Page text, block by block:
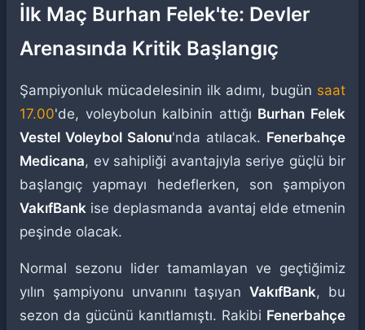
İlk Maç Burhan Felek'te: Devler
Arenasında Kritik Başlangıç
Şampiyonluk mücadelesinin ilk adımı, bugün saat
17.00'de, voleybolun kalbinin attığı Burhan Felek
Vestel Voleybol Salonu'nda atılacak. Fenerbahçe
Medicana, ev sahipliği avantajıyla seriye güçlü bir
başlangıç yapmayı hedeflerken, son şampiyon
VakıfBank ise deplasmanda avantaj elde etmenin
peşinde olacak.
Normal sezonu lider tamamlayan ve geçtiğimiz
yılın şampiyonu unvanını taşıyanVakıfBank, bu
sezon da gücünü kanıtlamıştı. Rakibi Fenerbahçe